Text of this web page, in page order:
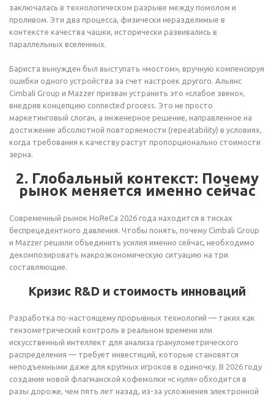
заключалась в технологическом разрыве между помолом и
проливом. Эти два процесса, физически неразделимые в
контексте качества чашки, исторически развивались в
параллельных вселенных.
Бариста вынужден был выступать «мостом», вручную компенсируя
ошибки одного устройства за счет настроек другого. Альянс
Cimbali Group и Mazzer призван устранить это «слабое звено»,
внедрив концепцию connected process. Это не просто
маркетинговый слоган, а инженерное решение, направленное на
достижение абсолютной повторяемости (repeatability) в условиях,
когда требования к качеству растут пропорционально стоимости
зерна.
2. Глобальный контекст: Почему
рынок меняется именно сейчас
Современный рынок HoReCa 2026 года находится в тисках
беспрецедентного давления. Чтобы понять, почему Cimbali Group
и Mazzer решили объединить усилия именно сейчас, необходимо
декомпозировать макроэкономическую ситуацию на три
составляющие.
Кризис R&D и стоимость инноваций
Разработка по-настоящему прорывных технологий — таких как
тензометрический контроль в реальном времени или
искусственный интеллект для анализа гранулометрического
распределения — требует инвестиций, которые становятся
неподъемными даже для крупных игроков в одиночку. В 2026 году
создание новой флагманской кофемолки «с нуля» обходится в
разы дороже, чем пять лет назад, из-за усложнения электронной